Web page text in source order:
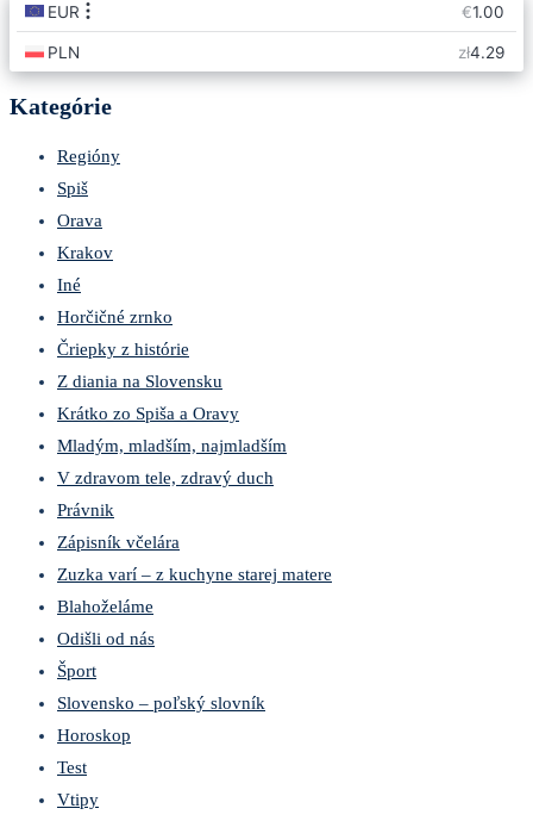
Kategórie
Regióny
Spiš
Orava
Krakov
Iné
Horčičné zrnko
Čriepky z histórie
Z diania na Slovensku
Krátko zo Spiša a Oravy
Mladým, mladším, najmladším
V zdravom tele, zdravý duch
Právnik
Zápisník včelára
Zuzka varí – z kuchyne starej matere
Blahoželáme
Odišli od nás
Šport
Slovensko – poľský slovník
Horoskop
Test
Vtipy